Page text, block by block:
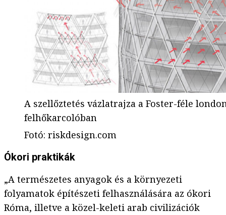
A szellőztetés vázlatrajza a Foster-féle
felhőkarcolóban
Fotó: riskdesign.com
Ókori praktikák
„A természetes anyagok és a környezeti
folyamatok építészeti felhasználására az ókori
Róma, illetve a közel-keleti arab civilizációk